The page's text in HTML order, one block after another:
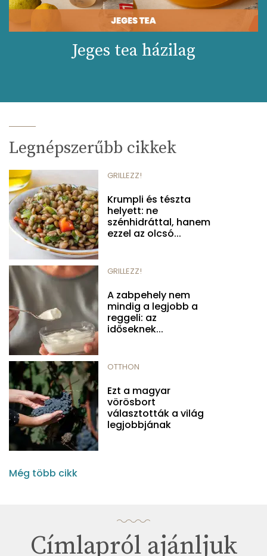
Jeges tea házilag
Legnépszerűbb cikkek
GRILLEZZ!
Krumpli és tészta
helyett: ne
szénhidráttal, hanem
ezzel az olcsó...
GRILLEZZ!
A zabpehely nem
mindig a legjobb a
reggeli: az
időseknek...
OTTHON
Ezt a magyar
vörösbort
választották a világ
legjobbjának
Még több cikk
Címlapról ajánljuk